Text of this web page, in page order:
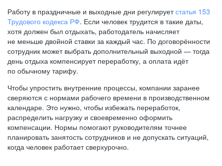
Работу в праздничные и выходные дни регулируетстатья 153
Трудового кодекса РФ. Если человек трудится в такие даты,
хотя должен был отдыхать, работодатель начисляет
не меньше двойной ставки за каждый час. По договорённости
сотрудник может выбрать дополнительный выходной — тогда
день отдыха компенсирует переработку, а оплата идёт
по обычному тарифу.
Чтобы упростить внутренние процессы, компании заранее
сверяются с нормами рабочего времени в производственном
календаре. Это нужно, чтобы избежать переработок,
распределить нагрузку и своевременно оформить
компенсации. Нормы помогают руководителям точнее
планировать занятость сотрудников и не допускать ситуаций,
когда человек работает сверхурочно.